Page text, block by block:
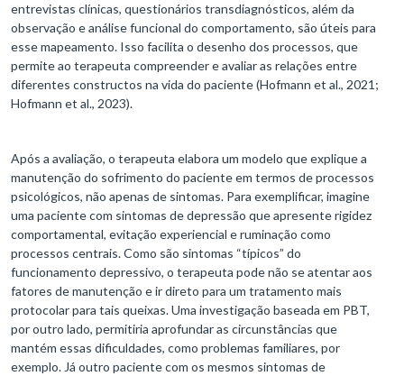
entrevistas clínicas, questionários transdiagnósticos, além da
observação e análise funcional do comportamento, são úteis para
esse mapeamento. Isso facilita o desenho dos processos, que
permite ao terapeuta compreender e avaliar as relações entre
diferentes constructos na vida do paciente (Hofmann et al., 2021;
Hofmann et al., 2023).
Após a avaliação, o terapeuta elabora um modelo que explique a
manutenção do sofrimento do paciente em termos de processos
psicológicos, não apenas de sintomas. Para exemplificar, imagine
uma paciente com sintomas de depressão que apresente rigidez
comportamental, evitação experiencial e ruminação como
processos centrais. Como são sintomas “típicos” do
funcionamento depressivo, o terapeuta pode não se atentar aos
fatores de manutenção e ir direto para um tratamento mais
protocolar para tais queixas. Uma investigação baseada em PBT,
por outro lado, permitiria aprofundar as circunstâncias que
mantém essas dificuldades, como problemas familiares, por
exemplo. Já outro paciente com os mesmos sintomas de